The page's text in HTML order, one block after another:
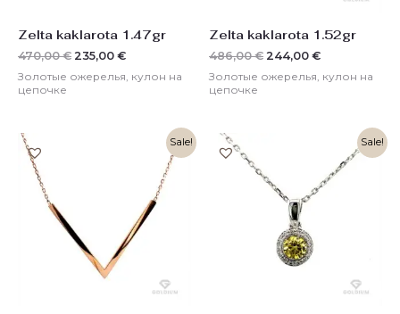
Zelta kaklarota 1.47gr
470,00€ 235,00 €
Золотые ожерелья, кулон на
цепочке
Zelta kaklarota 1.52gr
486,00€ 244,00 €
Золотые ожерелья, кулон на
цепочке
Sale!
Первоначальная
Текущая
492,00 €.
Sale!
Первоначальная
составляла
1958,00 €.
Текущая
цена:
979,00 €.